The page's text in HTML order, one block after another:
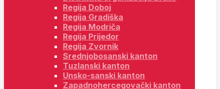
Regija Doboj
Regija Gradiška
Regija Modriča
Regija Prijedor
Regija Zvornik
Srednjobosanski kanton
Tuzlanski kanton
Unsko-sanski kanton
Zapadnohercegovački kanton